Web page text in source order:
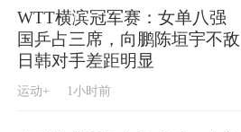
WTT横滨冠军赛：女单八强
国乒占三席，向鹏陈垣宇不敌
日韩对手差距明显
运动+ 1小时前